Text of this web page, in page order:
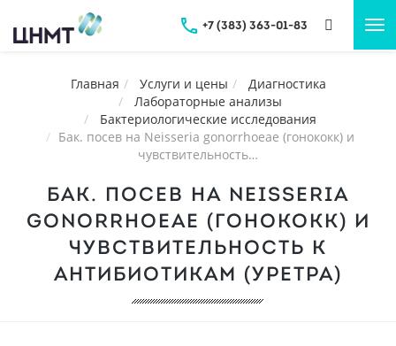
+7 (383) 363-01-83
Главная Услуги и цены
Диагностика
Лабораторные анализы
Бактериологические исследования
Бак. посев на Neisseria gonorrhoeae (гонококк) и
чувcтвительность…
БАК. ПОСЕВ НА NEISSERIA
GONORRHOEAE (ГОНОКОКК) И
ЧУВCТВИТЕЛЬНОСТЬ К
АНТИБИОТИКАМ (УРЕТРА)